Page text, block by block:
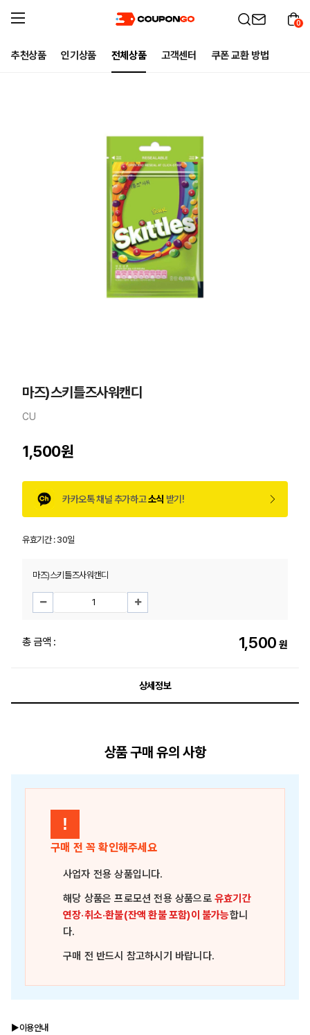
추천상품 인기상품 전체상품 고객센터 쿠폰 교환 방법
0
마즈)스키틀즈사워캔디
CU
1,500원
카카오톡 채널 추가하고소식 받기!
유효기간 :30일
마즈)스키틀즈사워캔디
총 금액 : 1,500 원
상세정보
상품 구매 유의 사항
!
구매 전 꼭 확인해주세요
사업자 전용 상품입니다.
해당 상품은프로모션 전용 상품으로유효기간
연장·취소·환불(잔액 환불 포함)이 불가능합니
다.
구매 전 반드시 참고하시기 바랍니다.
▶이용안내